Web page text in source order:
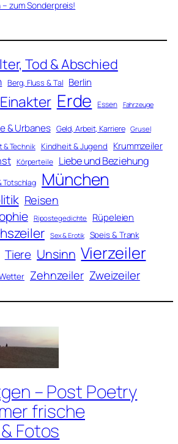
zum Sonderpreis!
Tod & Abschied
Berg, Fluss & Tal Berlin
Einakter Erde Essen Fahrzeuge
& Urbanes Geld, Arbeit, Karriere Grusel
& Technik Kindheit & Jugend Krummzeiler
Körperteile Liebe und Beziehung
Totschlag München
Reisen
Ripostegedichte Rüpeleien
Sex & Erotik Speis & Trank
Tiere Unsinn Vierzeiler
Zehnzeiler Zweizeiler
– Post Poetry
frische
Fotos